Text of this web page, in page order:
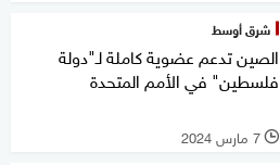
شرق أوسط
الصين تدعم عضوية كاملة لـ"دولة
فلسطين" في الأمم المتحدة
l 7 مارس 2024